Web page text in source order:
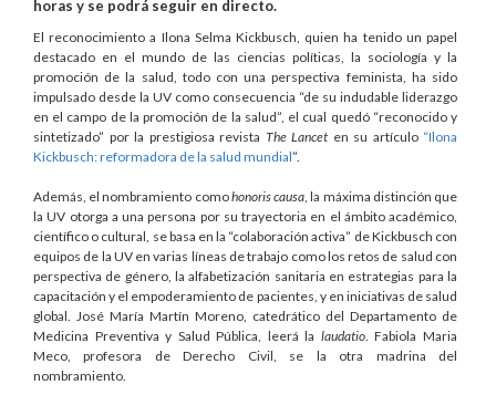
horas y se podrá seguir en directo.
El reconocimiento a Ilona Selma Kickbusch, quien ha tenido un papel
destacado en el mundo de las ciencias políticas, la sociología y la
promoción de la salud, todo con una perspectiva feminista, ha sido
impulsado desde la UV como consecuencia “de su indudable liderazgo
en el campo de la promoción de la salud”, el cual quedó “reconocido y
sintetizado” por la prestigiosa revista The Lancet en su artículo “Ilona
Kickbusch: reformadora de la salud mundial”.
Además, el nombramiento comohonoris causa , la máxima distinción que
la UV otorga a una persona por su trayectoria en el ámbito académico,
científico o cultural, se basa en la “colaboración activa” de Kickbusch con
equipos de la UV en varias líneas de trabajo como los retos de salud con
perspectiva de género, la alfabetización sanitaria en estrategias para la
capacitación y el empoderamiento de pacientes, y en iniciativas de salud
global. José María Martín Moreno, catedrático del Departamento de
Medicina Preventiva y Salud Pública, leerá la laudatio. Fabiola Maria
Meco, profesora de Derecho Civil, se la otra madrina del
nombramiento.